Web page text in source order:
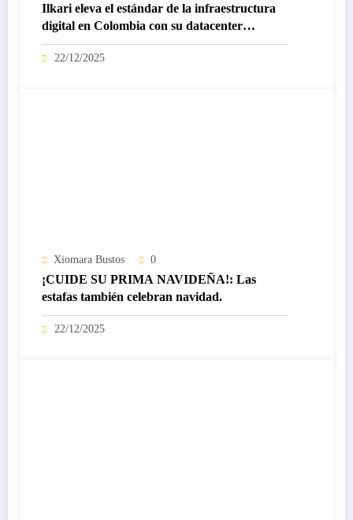
Ilkari eleva el estándar de la infraestructura
digital en Colombia con su datacenter
certificado Nivel IV de ICREA
22/12/2025
Xiomara Bustos 0
¡CUIDE SU PRIMA NAVIDEÑA!: Las
estafas también celebran navidad.
22/12/2025